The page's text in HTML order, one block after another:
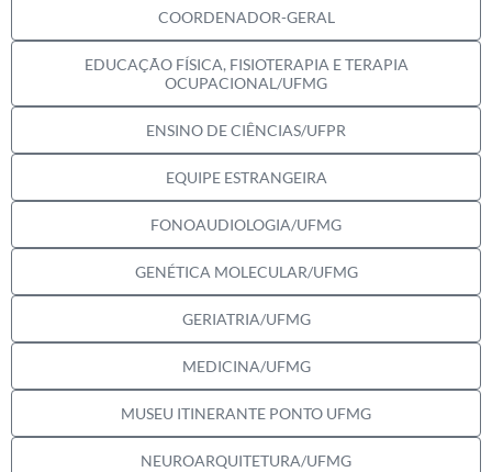
COORDENADOR-GERAL
EDUCAÇÃO FÍSICA, FISIOTERAPIA E TERAPIA
OCUPACIONAL/UFMG
ENSINO DE CIÊNCIAS/UFPR
EQUIPE ESTRANGEIRA
FONOAUDIOLOGIA/UFMG
GENÉTICA MOLECULAR/UFMG
GERIATRIA/UFMG
MEDICINA/UFMG
MUSEU ITINERANTE PONTO UFMG
NEUROARQUITETURA/UFMG